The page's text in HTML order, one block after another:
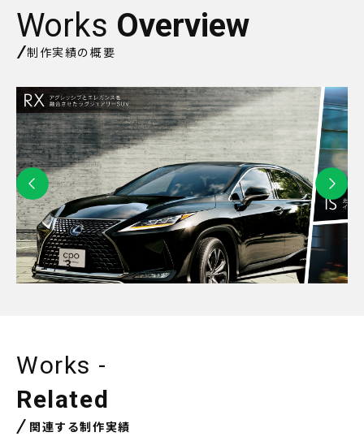
Works Overview
制作実績の概要
1/3
Works -
Related
関連する制作実績